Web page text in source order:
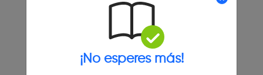
¡No esperes más!